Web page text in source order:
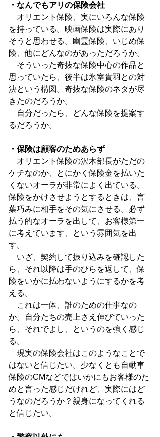
・なんでもアリの保険会社
オリエント保険、実にいろんな保険
を持っている。映画保険は実際にあり
そうと思わせる。幽霊保険、いじめ保
険、他にどんなのがあっただろうか。
そういった奇抜な保険中心の作品と
思っていたら、後半は氷室貴羽との対
決という構図。奇抜な保険のネタが尽
きたのだろうか。
自分だったら、どんな保険を提案す
るだろうか。
・保険は顧客のためあらず
オリエント保険の沢木部長がただの
ケチなのか、とにかく保険金を払いた
くないオーラが非常によく出ている。
保険をかけさせようとするときは、言
葉巧みに相手をその気にさせる。必ず
払う的なオーラを出して、お客様第一
に考えています、という雰囲気を出
す。
いざ、契約して振り込みを確認した
ら、それ以降は手のひらを返して、保
険をいかに払わないようにするかを考
える。
これは一体、誰のための仕事なの
か。自分たちの売上さえ伸びていった
ら、それでよし、というのを強く感じ
る。
現実の保険会社はこのようなことで
はないと信じたい。少なくとも自動車
保険のCMなどではいかにもお客様のた
めと言った感じだけれど、実際にはど
うなのだろうか？親身になってくれる
と信じたい。